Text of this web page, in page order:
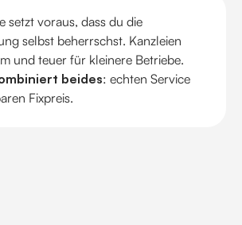
setzt voraus, dass du die
selbst beherrschst. Kanzleien
und teuer für kleinere Betriebe.
beides: echten Service
Fixpreis.